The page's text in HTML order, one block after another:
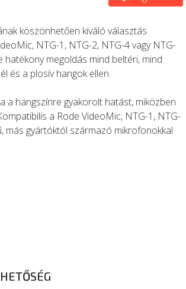
köszönhetően kiváló választás
NTG-1, NTG-2, NTG-4 vagy NTG-
hatékony megoldás mind beltéri, mind
és a plosív hangok ellen.
a hangszínre gyakorolt hatást, miközben
a Rode VideoMic, NTG-1, NTG-
más gyártóktól származó mikrofonokkal